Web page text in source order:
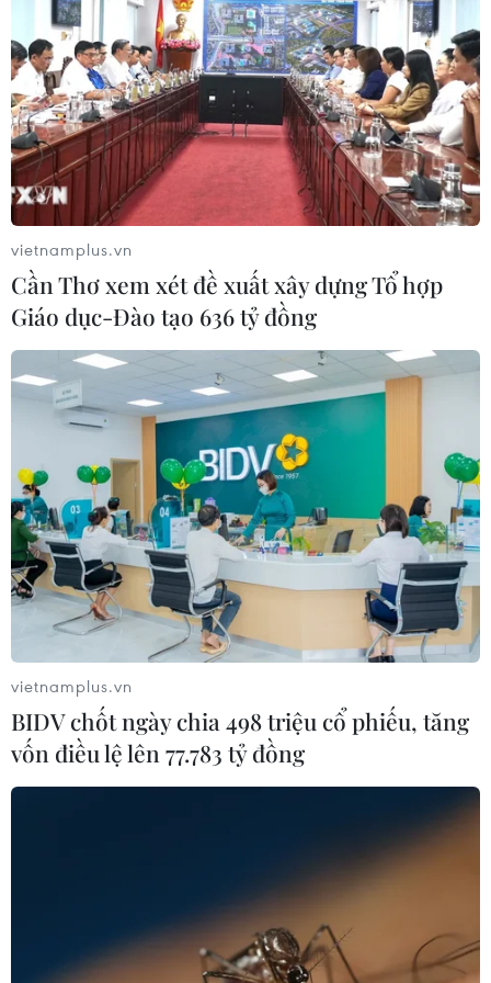
kết thúc vào ngày 29/12/2018, trong đó doanh thu dịch
vụ đạt mức cao nhất từ trước tới nay.
Apple dọa xóa hàng loạt ứng dụng iPhone
ghi lại hoạt động người dùng
08/02/2019 03:24
Apple đã cảnh báo sẽ thẳng tay xóa hàng loạt ứng
dụng khỏi App Store nếu chúng bị phát hiện ghi lại
hành động của người dùng khi chưa được phép.
vietnamplus.vn
Cần Thơ xem xét đề xuất xây dựng Tổ hợp
Giáo dục-Đào tạo 636 tỷ đồng
vietnamplus.vn
BIDV chốt ngày chia 498 triệu cổ phiếu, tăng
vốn điều lệ lên 77.783 tỷ đồng